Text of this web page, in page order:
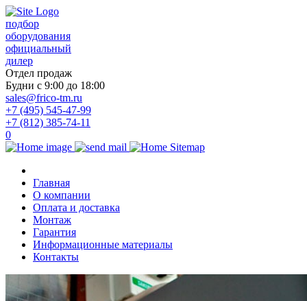
подбор
оборудования
официальный
дилер
Отдел продаж
Будни с 9:00 до 18:00
sales@frico-tm.ru
+7 (495) 545-47-99
+7 (812) 385-74-11
0
Главная
О компании
Оплата и доставка
Монтаж
Гарантия
Информационные материалы
Контакты